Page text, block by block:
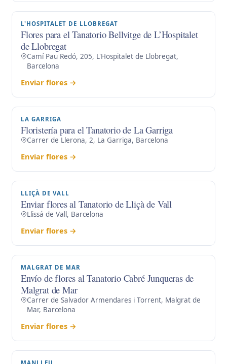
L'HOSPITALET DE LLOBREGAT
Flores para el Tanatorio Bellvitge de L’Hospitalet
de Llobregat
Camí Pau Redó, 205, L'Hospitalet de Llobregat,
Barcelona
Enviar flores →
LA GARRIGA
Floristería para el Tanatorio de La Garriga
Carrer de Llerona, 2, La Garriga, Barcelona
Enviar flores →
LLIÇÀ DE VALL
Enviar flores al Tanatorio de Lliçà de Vall
Llissá de Vall, Barcelona
Enviar flores →
MALGRAT DE MAR
Envío de flores al Tanatorio Cabré Junqueras de
Malgrat de Mar
Carrer de Salvador Armendares i Torrent, Malgrat de
Mar, Barcelona
Enviar flores →